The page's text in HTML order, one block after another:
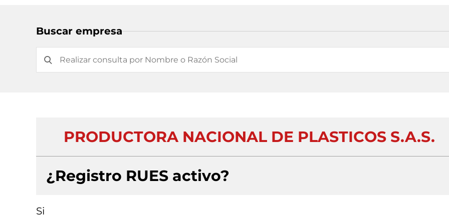
Buscar empresa
PRODUCTORA NACIONAL DE PLASTICOS S.A.S.
¿Registro RUES activo?
Si